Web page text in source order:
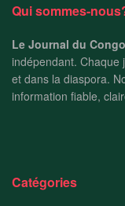
Qui sommes-
Le Journal du Congo
indépendant. Chaque
et dans la diaspora.
information fiable,
Catégories